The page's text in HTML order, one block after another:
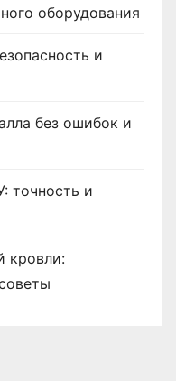
оборудования
и
без ошибок и
точность и
кровли: